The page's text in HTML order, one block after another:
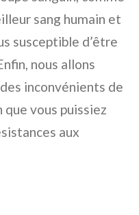
sang humain et
susceptible d’être
nous allons
inconvénients de
que vous puissiez
aux